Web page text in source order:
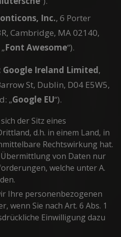
Inc., 6 Porter
Cambridge, MA 02140,
Font Awesome“).
Google Ireland Limited,
St, Dublin, D04 E5W5,
„Google EU“).
der Sitz eines
d.h. in einem Land, in
Rechtswirkung hat.
von Daten nur
welche unter A.
Ihre personenbezogenen
wenn Sie nach Art. 6 Abs. 1
Einwilligung dazu